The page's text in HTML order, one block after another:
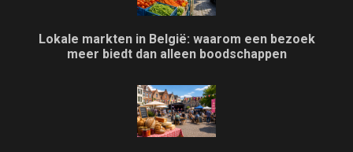
Lokale markten in België: waarom een bezoek
meer biedt dan alleen boodschappen